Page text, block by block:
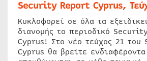
Security Report Cyprus,
Κυκλοφορεί σε όλα τα
διανομής το περιοδικό
Cyprus! Στο νέο τεύχος 21
Cyprus θα βρείτε